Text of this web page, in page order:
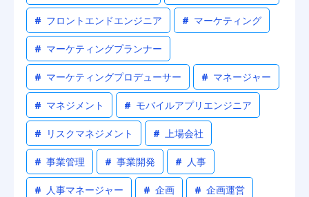
# フロントエンドエンジニア # マーケティング
# マーケティングプランナー
# マーケティングプロデューサー # マネージャー
# マネジメント # モバイルアプリエンジニア
# リスクマネジメント # 上場会社
# 事業管理 # 事業開発 # 人事
# 人事マネージャー # 企画 # 企画運営